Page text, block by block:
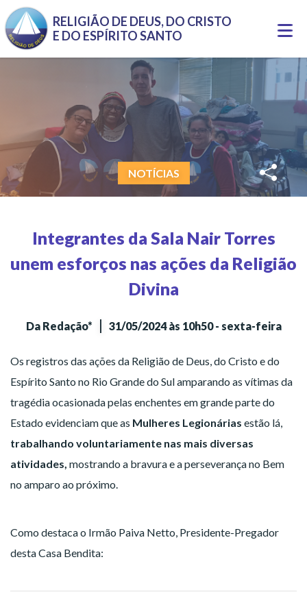
Pular para o conteúdo principal
RELIGIÃO DE DEUS, DO CRISTO
E DO ESPÍRITO SANTO
NOTÍCIAS
Integrantes da Sala Nair Torres
unem esforços nas ações da Religião
Divina
Da Redação* | 31/05/2024 às 10h50 - sexta-feira
Os registros das ações da Religião de Deus, do Cristo e do
Espírito Santo no Rio Grande do Sul amparando as vítimas da
tragédia ocasionada pelas enchentes em grande parte do
Estado evidenciam que as Mulheres Legionárias estão lá,
trabalhando voluntariamente nas mais diversas
atividades, mostrando a bravura e a perseverança no Bem
no amparo ao próximo.
Como destaca o Irmão Paiva Netto, Presidente-Pregador
desta Casa Bendita: